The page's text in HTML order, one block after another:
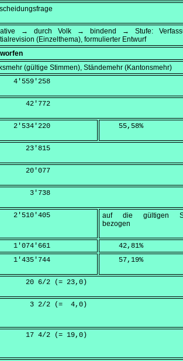
→ durch Volk → bindend → Stufe:
(Einzelthema), formulierter Entwurf
(gültige Stimmen), Ständemehr (Kantonsmehr)
4'559'258
42'772
2'534'220
    55,58
%
23'815
20'077
3'738
2'510'405
auf die gültigen
bezogen
1'074'661
    42,81
%
1'435'744
    57,19
%
20 6/2 (=
23,0 )
3 2/2 (=
  4,0
)
17 4/2 (=
19,0 )